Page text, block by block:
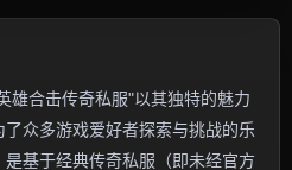
雄合击传奇私服"以其独特的魅力
众多游戏爱好者探索与挑战的乐
基于经典传奇私服（即未经官方